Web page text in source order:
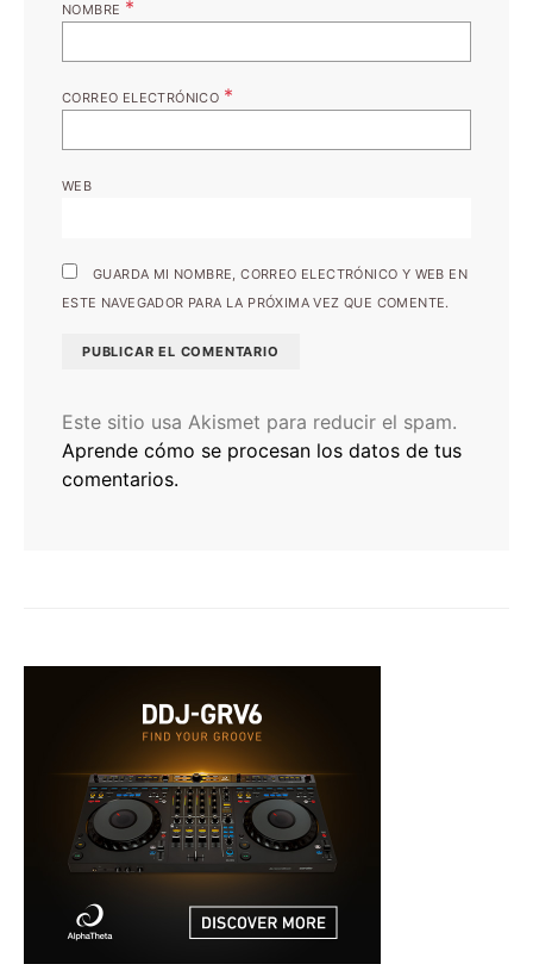
NOMBRE *
CORREO ELECTRÓNICO *
WEB
GUARDA MI NOMBRE, CORREO ELECTRÓNICO Y WEB EN
ESTE NAVEGADOR PARA LA PRÓXIMA VEZ QUE COMENTE.
Este sitio usa Akismet para reducir el spam.
Aprende cómo se procesan los datos de tus
comentarios.